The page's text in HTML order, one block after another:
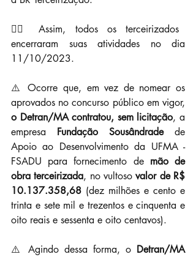
👉🏼 Assim, todos os terceirizados
encerraram suas atividades no dia
11/10/2023.
⚠️ Ocorre que, em vez de nomear os
o Detran/MA contratou, sem licitação, a
empresa Fundação Sousândrade de
Apoio ao Desenvolvimento da UFMA -
FSADU para fornecimento de mão de
obra terceirizada, no vultoso valor de R$
10.137.358,68 (dez milhões e cento e
trinta e sete mil e trezentos e cinquenta e
oito reais e sessenta e oito centavos).
⚠️ Agindo dessa forma, o Detran/MA